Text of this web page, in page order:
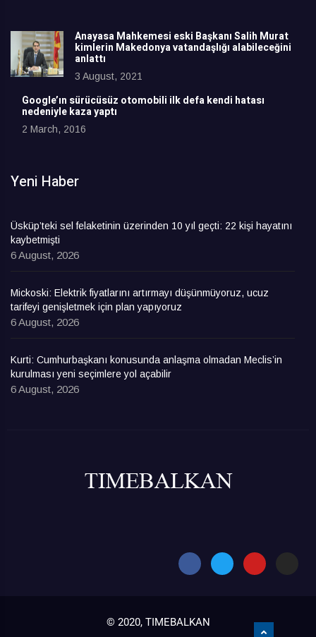
Anayasa Mahkemesi eski Başkanı Salih Murat
kimlerin Makedonya vatandaşlığı alabileceğini
anlattı
3 August, 2021
Google’ın sürücüsüz otomobili ilk defa kendi hatası
nedeniyle kaza yaptı
2 March, 2016
Yeni Haber
Üsküp’teki sel felaketinin üzerinden 10 yıl geçti: 22 kişi hayatını
kaybetmişti
6 August, 2026
Mickoski: Elektrik fiyatlarını artırmayı düşünmüyoruz, ucuz
tarifeyi genişletmek için plan yapıyoruz
6 August, 2026
Kurti: Cumhurbaşkanı konusunda anlaşma olmadan Meclis’in
kurulması yeni seçimlere yol açabilir
6 August, 2026
© 2020, TIMEBALKAN